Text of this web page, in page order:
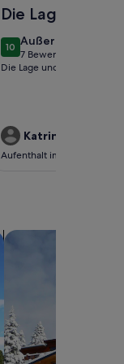
Die Lage und
Sauberkeit
1010 von 10
Außergewöhnlich
außergewöhnlich
7 Bewertungen
(7
bewertungen)
Die Lage und die
Katrin W.
Aufenthalt im Okt. 2025
Suche nach Chalets